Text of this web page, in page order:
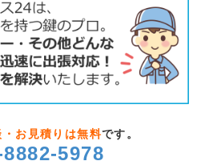
・お見積りは無料です。
5978